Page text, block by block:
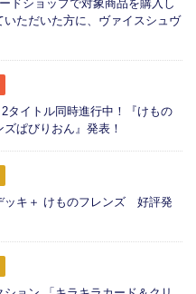
ドショップで対象商品を購入し
ただいた方に、ヴァイスシュヴ
タイトル同時進行中！『けもの
ぱびりおん』発表！
キ＋ けものフレンズ 好評発